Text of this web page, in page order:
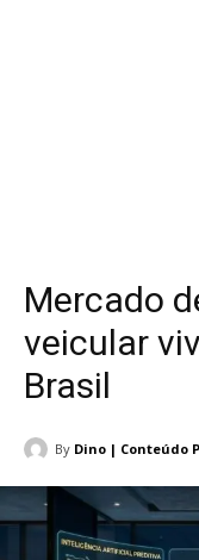
Mercado
veicular
Brasil
By Dino | Conteúdo